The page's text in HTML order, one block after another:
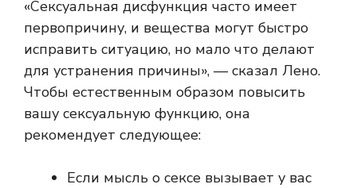
«Сексуальная дисфункция часто имеет
первопричину, и вещества могут быстро
исправить ситуацию, но мало что делают
для устранения причины», — сказал Лено.
Чтобы естественным образом повысить
вашу сексуальную функцию, она
рекомендует следующее:
Если мысль о сексе вызывает у вас